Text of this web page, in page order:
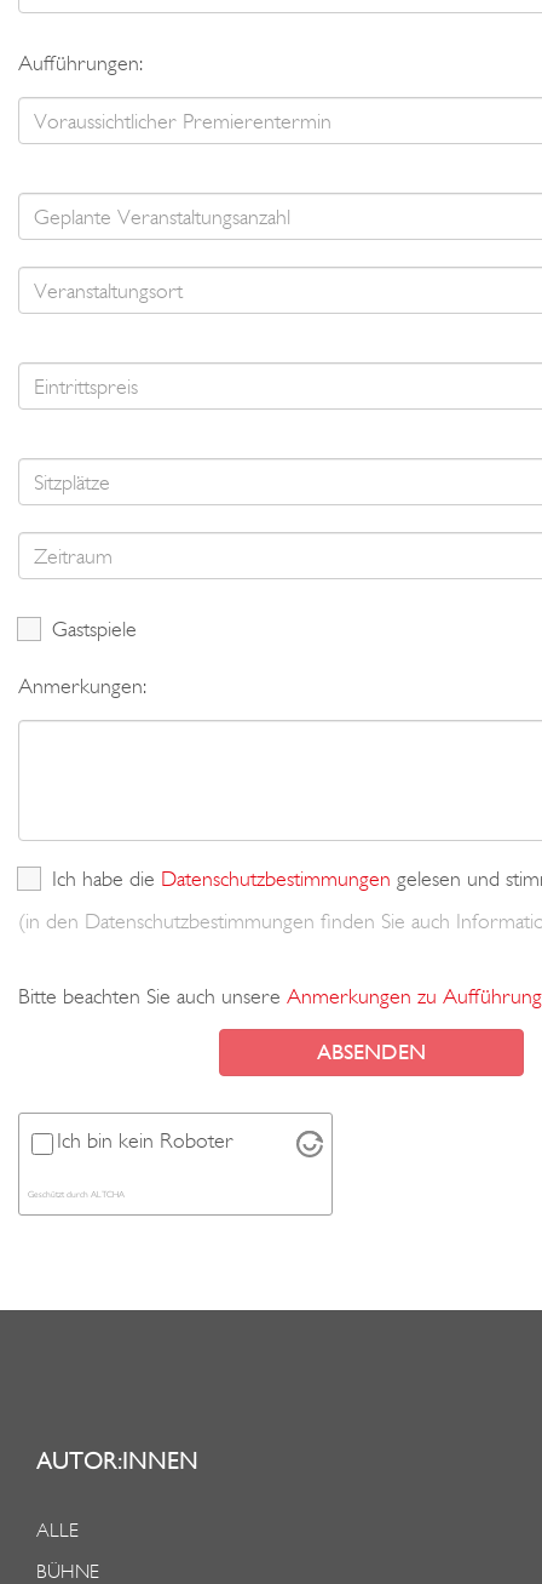
Aufführungen:
Gastspiele
Anmerkungen:
Ich habe die Datenschutzbestimmungen gelesen und
(in den Datenschutzbestimmungen finden Sie auch
Bitte beachten Sie auch unsere Anmerkungen zu
Ich bin kein Roboter
Geschützt durch ALTCHA
AUTOR:INNEN
ALLE
BÜHNE